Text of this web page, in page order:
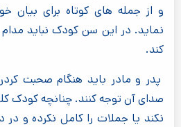
و از جمله های کوتاه برای بیان
نماید. در این سن کودک نباید مدام
کند.
پدر و مادر باید هنگام صحبت
صدای آن توجه کنند. چنانچه کودک
نکند یا جملات را کامل نکرده و